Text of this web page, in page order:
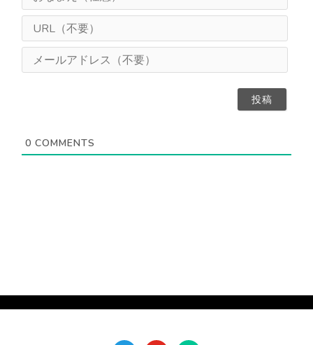
ま
（
意
L
（
0 COMMENTS